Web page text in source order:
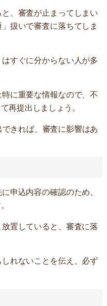
、審査が止まってしまい
扱いで審査に落ちてしま
すぐに分からない人が多
に重要な情報なので、不
再提出しましょう。
きれば、審査に影響はあ
申込内容の確認のため、
置していると、審査に落
れないことを伝え、必ず